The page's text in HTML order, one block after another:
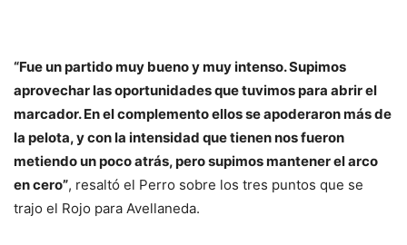
“Fue un partido muy bueno y muy intenso. Supimos
aprovechar las oportunidades que tuvimos para abrir el
marcador. En el complemento ellos se apoderaron más de
la pelota, y con la intensidad que tienen nos fueron
metiendo un poco atrás, pero supimos mantener el arco
en cero”, resaltó el Perro sobre los tres puntos que se
trajo el Rojo para Avellaneda.